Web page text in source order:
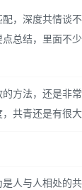
，深度共情谈
总结，里面不
方法，还是非
共青还是有很大
人与人相处的